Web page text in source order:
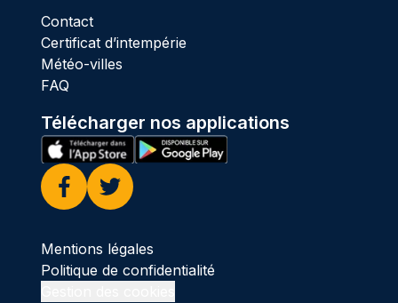
Contact
Certificat d’intempérie
Météo-villes
FAQ
Télécharger nos applications
Facebook
Twitter
Mentions légales
Politique de confidentialité